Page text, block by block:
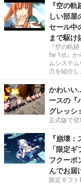
『空の
しい部
セール中
まで駆け
『空の軌
he 1st』か
ムシステ
力を紹介し
かわいい
ースの『
グレッシ
正式版で
『崩壊
「限定
フクーポ
んでお届
限定ギフ